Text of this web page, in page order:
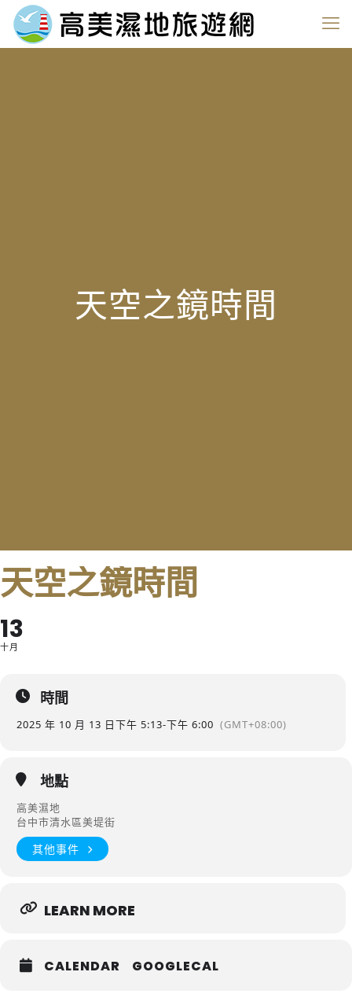
天空之鏡時間
天空之鏡時間
13
十月
時間
2025 年 10 月 13 日下午 5:13-下午 6:00 (GMT+08:00)
地點
高美濕地
台中市清水區美堤街
其他事件
LEARN MORE
CALENDAR GOOGLECAL